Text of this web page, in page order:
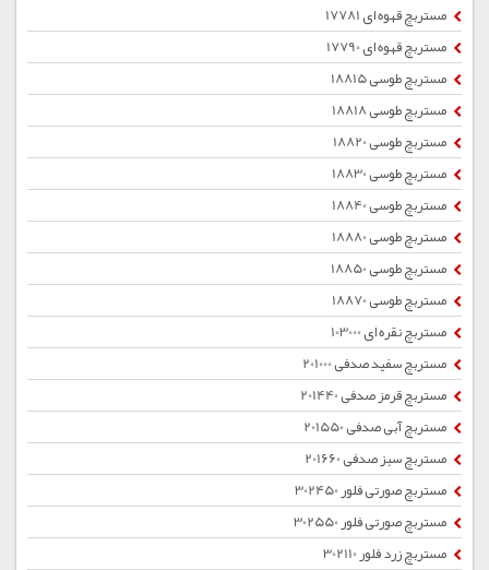
مستربچ قهوه ای 17781
مستربچ قهوه ای 17790
مستربچ طوسی 18815
مستربچ طوسی 18818
مستربچ طوسی 18820
مستربچ طوسی 18830
مستربچ طوسی 18840
مستربچ طوسی 18880
مستربچ طوسی 18850
مستربچ طوسی 18870
مستربچ نقره ای 103000
مستربچ سفید صدفی 201000
مستربچ قرمز صدفی 201440
مستربچ آبی صدفی 201550
مستربچ سبز صدفی 201660
مستربچ صورتی فلور 302450
مستربچ صورتی فلور 302550
مستربچ زرد فلور 302110